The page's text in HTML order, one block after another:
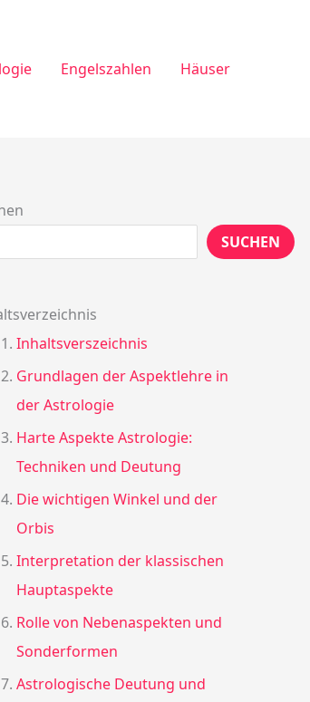
Engelszahlen Häuser
SUCHEN
Inhaltsverszeichnis
Grundlagen der Aspektlehre in
der Astrologie
Harte Aspekte Astrologie:
Techniken und Deutung
Die wichtigen Winkel und der
Orbis
Interpretation der klassischen
Hauptaspekte
Rolle von Nebenaspekten und
Sonderformen
Astrologische Deutung und